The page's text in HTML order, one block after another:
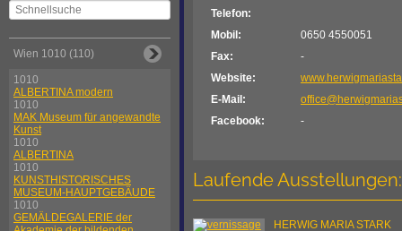
Wien 1010 (110)
1010
ALBERTINA modern
1010
MAK Museum für angewandte
Kunst
1010
ALBERTINA
1010
KUNSTHISTORISCHES
MUSEUM-HAUPTGEBÄUDE
1010
GEMÄLDEGALERIE der
Telefon:
Mobil:
0650 4550051
Fax:
-
Website:
E-Mail:
Facebook:
-
Laufende Ausstellungen:
HERWIG MARIA STARK